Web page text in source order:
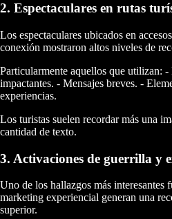
2. Espectaculares en rutas
Los espectaculares ubicados en
conexión mostraron altos niveles de
Particularmente aquellos que utilizan:
impactantes. - Mensajes breves. -
experiencias.
Los turistas suelen recordar más una
cantidad de texto.
3. Activaciones de guerrilla y
Uno de los hallazgos más interesantes
marketing experiencial generan una
superior.